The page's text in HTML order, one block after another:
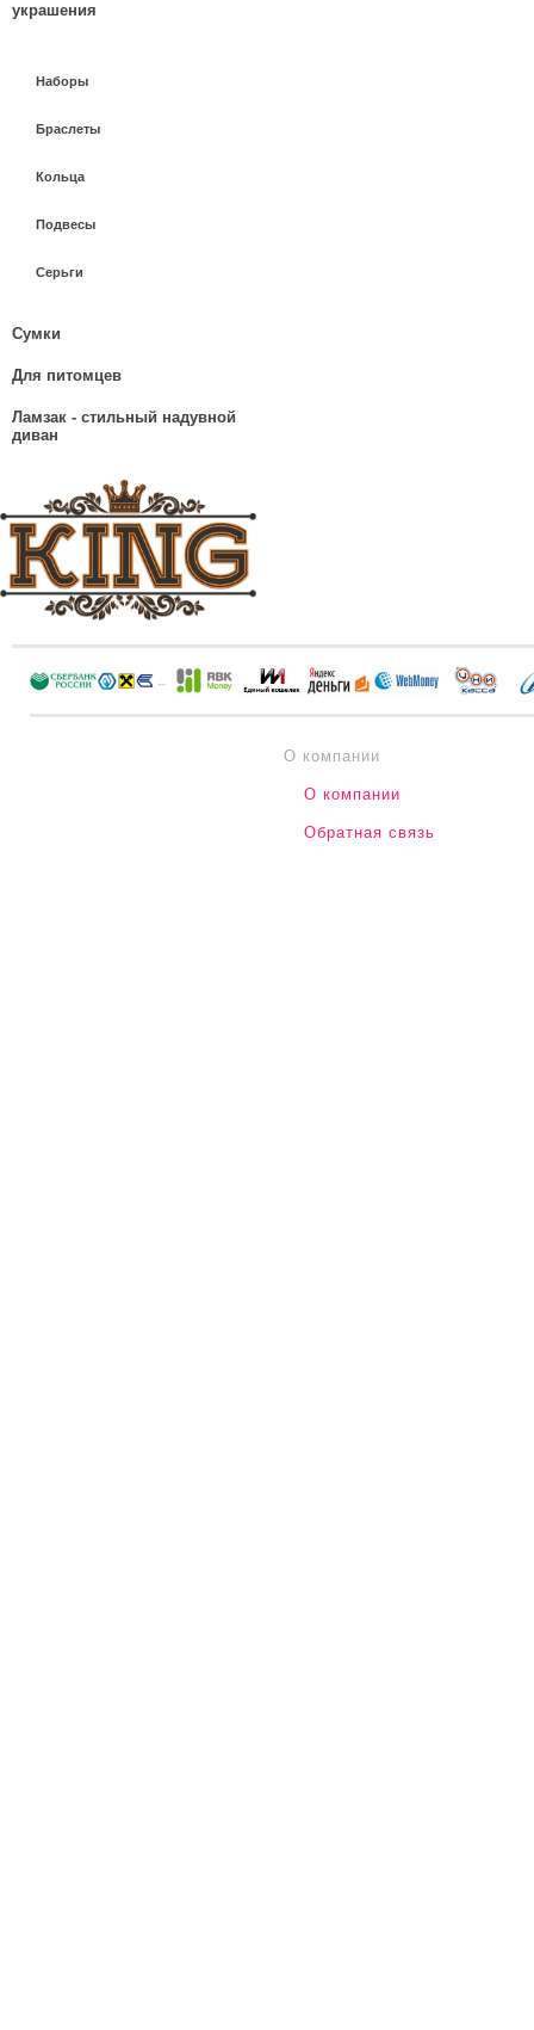
украшения
Наборы
Браслеты
Кольца
Подвесы
Серьги
Сумки
Для питомцев
Ламзак - стильный надувной
диван
О компании
О компании
Обратная связь